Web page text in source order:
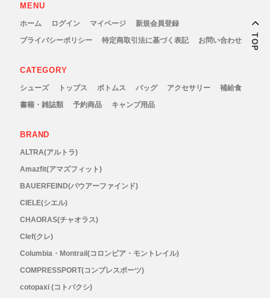
Topo Athletic (トポ アスレチック)
UltrAspire(ウルトラスパイア)
YAMAtune(ヤマチューン)
SALE(セール)
BananaGO
メンズ
MENU
ホーム ログイン マイページ
新規会員登録
プライバシーポリシー
特定商取引法に基づく表記 お問い合わせ
CATEGORY
シューズ トップス ボトムス バッグ アクセサリー
補給食
書籍・雑誌類
予約商品 キャンプ用品
BRAND
ALTRA(アルトラ)
Amazfit(アマズフィット)
BAUERFEIND(バウアーファインド)
CIELE(シエル)
CHAORAS(チャオラス)
Clef(クレ)
Columbia・Montrail(コロンビア・モントレイル)
COMPRESSPORT(コンプレスポーツ)
cotopaxi (コトパクシ)
TOP